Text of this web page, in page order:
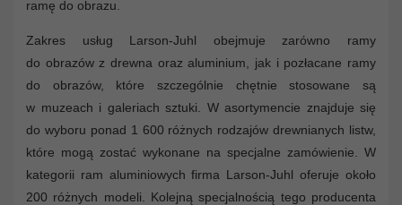
ramę do obrazu.
Zakres usług Larson-Juhl obejmuje zarówno ramy
do obrazów z drewna oraz aluminium, jak i pozłacane ramy
do obrazów, które szczególnie chętnie stosowane są
w muzeach i galeriach sztuki. W asortymencie znajduje się
do wyboru ponad 1 600 różnych rodzajów drewnianych listw,
które mogą zostać wykonane na specjalne zamówienie. W
kategorii ram aluminiowych firma Larson-Juhl oferuje około
200 różnych modeli. Kolejną specjalnością tego producenta